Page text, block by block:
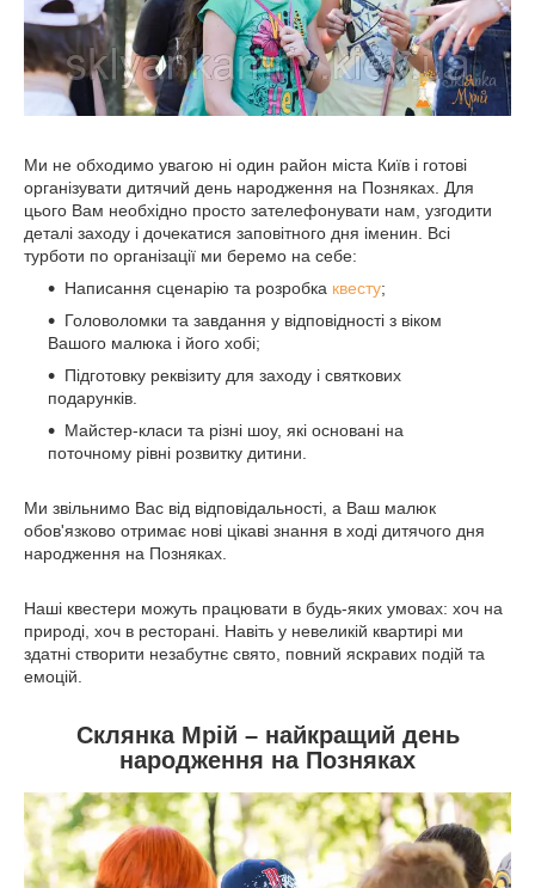
Ми не обходимо увагою ні один район міста Київ і готові
організувати дитячий день народження на Позняках. Для
цього Вам необхідно просто зателефонувати нам, узгодити
деталі заходу і дочекатися заповітного дня іменин. Всі
турботи по організації ми беремо на себе:
Написання сценарію та розробка квесту;
Головоломки та завдання у відповідності з віком
Вашого малюка і його хобі;
Підготовку реквізиту для заходу і святкових
подарунків.
Майстер-класи та різні шоу, які основані на
поточному рівні розвитку дитини.
Ми звільнимо Вас від відповідальності, а Ваш малюк
обов'язково отримає нові цікаві знання в ході дитячого дня
народження на Позняках.
Наші квестери можуть працювати в будь-яких умовах: хоч на
природі, хоч в ресторані. Навіть у невеликій квартирі ми
здатні створити незабутнє свято, повний яскравих подій та
емоцій.
Склянка Мрій – найкращий день
народження на Позняках